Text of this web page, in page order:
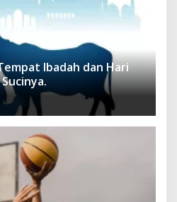
Ibadah dan Hari